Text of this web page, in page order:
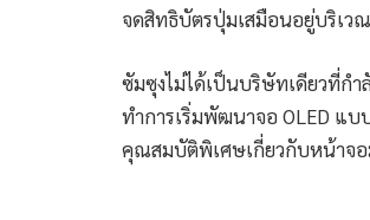
จดสิทธิบัตรปุ่มเสมือนอยู่บริเ
ซัมซุงไม่ได้เป็นบริษัทเดียวที่ก
ทำการเริ่มพัฒนาจอ OLED แ
คุณสมบัติพิเศษเกี่ยวกับหน้าจอ